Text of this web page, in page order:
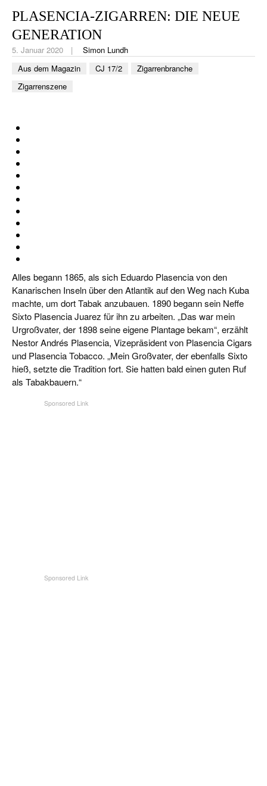
REISE & LÄNDER
PFEIFEN & SPIRITUOSEN
PLASENCIA-ZIGARREN: DIE NEUE
GENERATION
5. Januar 2020
Simon Lundh
Aus dem Magazin
CJ 17/2
Zigarrenbranche
Zigarrenszene
Alles begann 1865, als sich Eduardo Plasencia von den
Kanarischen Inseln über den Atlantik auf den Weg nach Kuba
machte, um dort Tabak anzubauen. 1890 begann sein Neffe
Sixto Plasencia Juarez für ihn zu arbeiten. „Das war mein
Urgroßvater, der 1898 seine eigene Plantage bekam“, erzählt
Nestor Andrés Plasencia, Vizepräsident von Plasencia Cigars
und Plasencia Tobacco. „Mein Großvater, der ebenfalls Sixto
hieß, setzte die Tradition fort. Sie hatten bald einen guten Ruf
als Tabakbauern.“